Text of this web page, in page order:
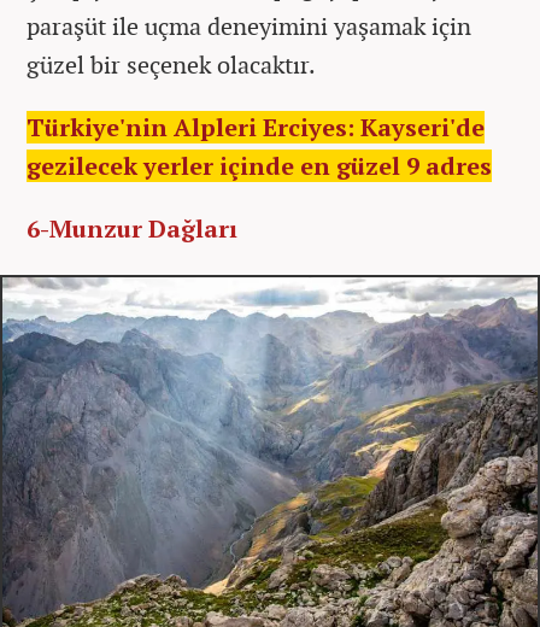
paraşüt ile uçma deneyimini yaşamak için
güzel bir seçenek olacaktır.
Türkiye'nin Alpleri Erciyes: Kayseri'de
gezilecek yerler içinde en güzel 9 adres
6-Munzur Dağları